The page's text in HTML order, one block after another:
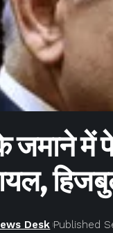
में
Desk Published